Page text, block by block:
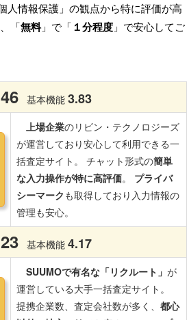
人情報保護」の観点から特に評価が高
「無料」で「 １分程度 」で安心してご